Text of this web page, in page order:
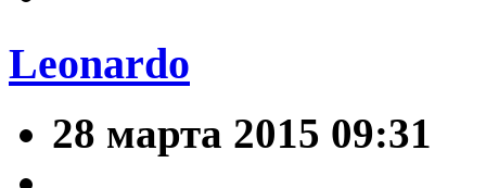
Leonardo
28 марта 2015 09:31